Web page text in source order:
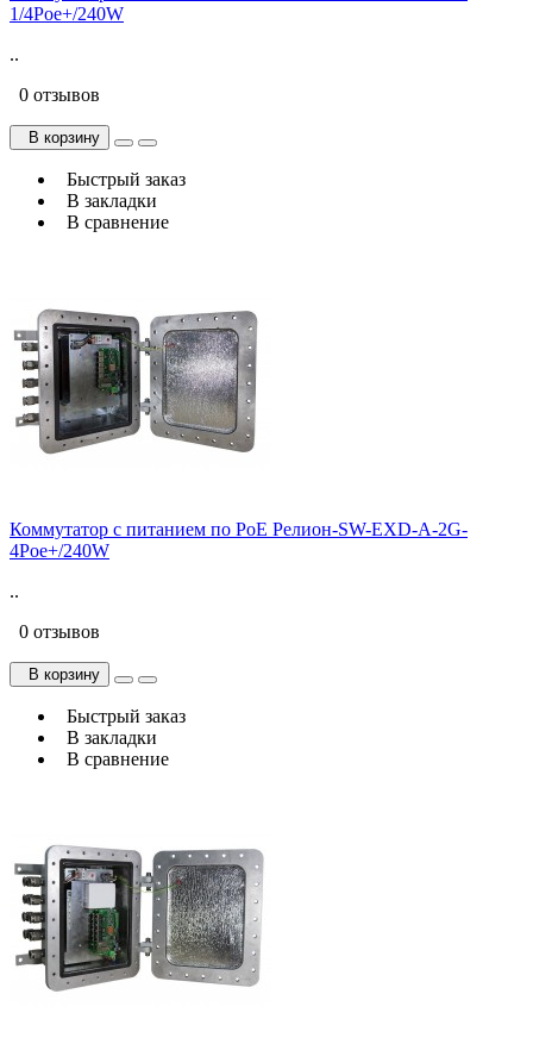
1/4Poe+/240W
..
0 отзывов
В корзину
Быстрый заказ
В закладки
В сравнение
Коммутатор с питанием по PoE Релион-SW-EXD-A-2G-
4Poe+/240W
..
0 отзывов
В корзину
Быстрый заказ
В закладки
В сравнение